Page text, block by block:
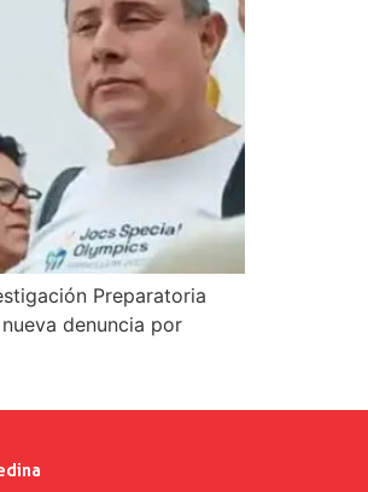
Preparatoria
denuncia por